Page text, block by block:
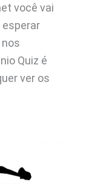
você vai
esperar
Quiz é
ver os